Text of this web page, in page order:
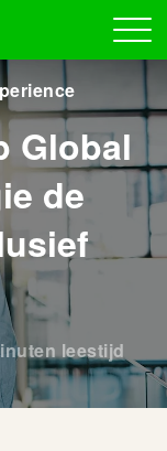
Global
de
leestijd